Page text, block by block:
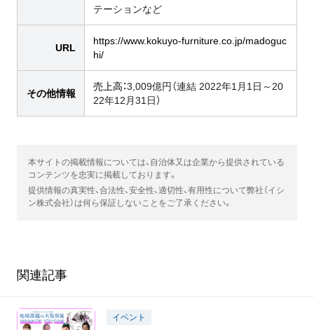
テーションなど
URL
https://www.kokuyo-furniture.co.jp/madoguc
hi/
その他情報
売上高：3,009億円（連結 2022年1月1日～20
22年12月31日）
本サイトの掲載情報については、自治体又は企業から提供されている
コンテンツを忠実に掲載しております。
提供情報の真実性、合法性、安全性、適切性、有用性について弊社（イシ
ン株式会社）は何ら保証しないことをご了承ください。
関連記事
イベント